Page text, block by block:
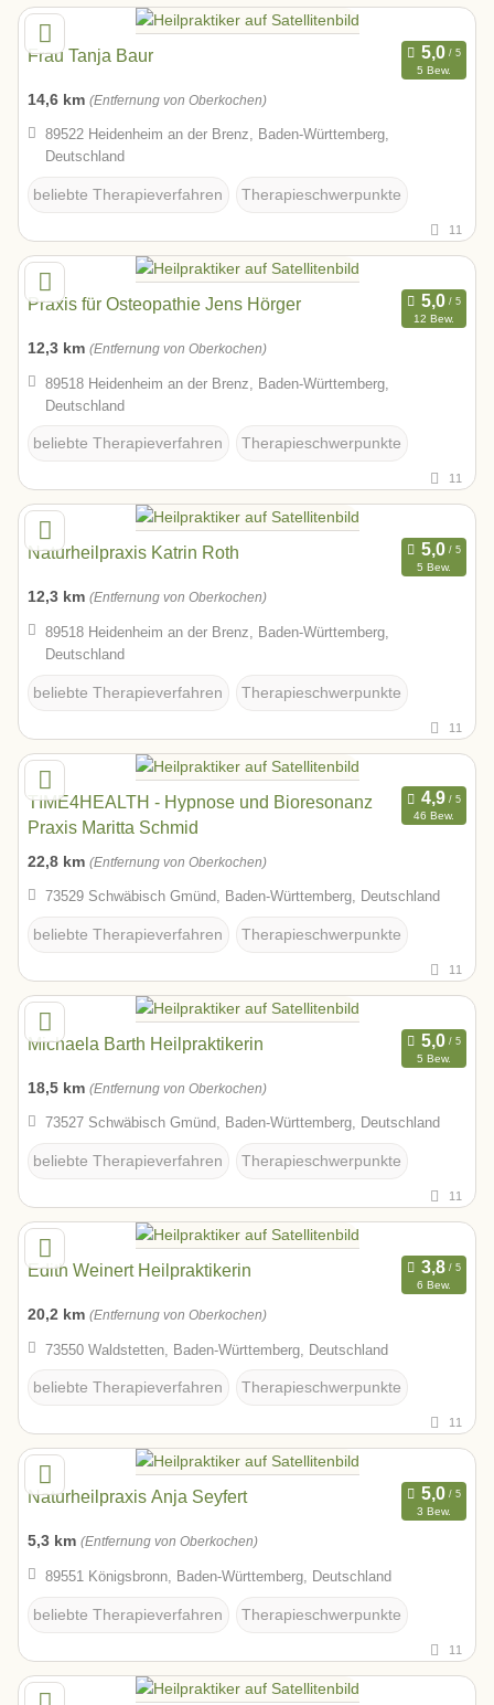
Frau Tanja Baur
5 Bew.
14,6 km (Entfernung von Oberkochen)
89522 Heidenheim an der Brenz, Baden-Württemberg,
Deutschland
beliebte Therapieverfahren Therapieschwerpunkte
11
Praxis für Osteopathie Jens Hörger
12 Bew.
12,3 km (Entfernung von Oberkochen)
89518 Heidenheim an der Brenz, Baden-Württemberg,
Deutschland
beliebte Therapieverfahren Therapieschwerpunkte
11
Naturheilpraxis Katrin Roth
5 Bew.
12,3 km (Entfernung von Oberkochen)
89518 Heidenheim an der Brenz, Baden-Württemberg,
Deutschland
beliebte Therapieverfahren Therapieschwerpunkte
11
TIME4HEALTH - Hypnose und Bioresonanz
Praxis Maritta Schmid
46 Bew.
22,8 km (Entfernung von Oberkochen)
73529 Schwäbisch Gmünd, Baden-Württemberg, Deutschland
beliebte Therapieverfahren Therapieschwerpunkte
11
Michaela Barth Heilpraktikerin
5 Bew.
18,5 km (Entfernung von Oberkochen)
73527 Schwäbisch Gmünd, Baden-Württemberg, Deutschland
beliebte Therapieverfahren Therapieschwerpunkte
11
Edith Weinert Heilpraktikerin
6 Bew.
20,2 km (Entfernung von Oberkochen)
73550 Waldstetten, Baden-Württemberg, Deutschland
beliebte Therapieverfahren Therapieschwerpunkte
11
Naturheilpraxis Anja Seyfert
3 Bew.
5,3 km (Entfernung von Oberkochen)
89551 Königsbronn, Baden-Württemberg, Deutschland
beliebte Therapieverfahren Therapieschwerpunkte
11